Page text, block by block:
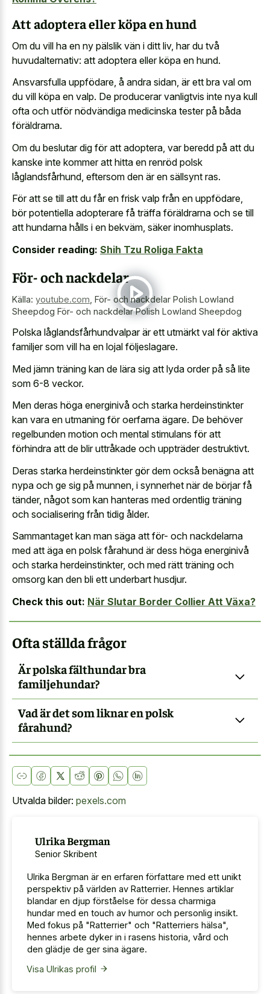
Att adoptera eller köpa en hund
Om du vill ha en ny pälslik vän i ditt liv, har du två
huvudalternativ: att adoptera eller köpa en hund.
Ansvarsfulla uppfödare, å andra sidan, är ett bra val om
du vill köpa en valp. De producerar vanligtvis inte nya kull
ofta och utför nödvändiga medicinska tester på båda
föräldrarna.
Om du beslutar dig för att adoptera, var beredd på att du
kanske inte kommer att hitta en renröd polsk
låglandsfårhund, eftersom den är en sällsynt ras.
För att se till att du får en frisk valp från en uppfödare,
bör potentiella adopterare få träffa föräldrarna och se till
att hundarna hålls i en bekväm, säker inomhusplats.
Consider reading: Shih Tzu Roliga Fakta
För- och nackdelar
Källa: youtube.com För- och nackdelar Polish Lowland
Sheepdog För- och nackdelar Polish Lowland Sheepdog
Polska låglandsfårhundvalpar är ett utmärkt val för aktiva
familjer som vill ha en lojal följeslagare.
Med jämn träning kan de lära sig att lyda order på så lite
som 6-8 veckor.
Men deras höga energinivå och starka herdeinstinkter
kan vara en utmaning för oerfarna ägare. De behöver
regelbunden motion och mental stimulans för att
förhindra att de blir uttråkade och uppträder destruktivt.
Deras starka herdeinstinkter gör dem också benägna att
nypa och ge sig på munnen, i synnerhet när de börjar få
tänder, något som kan hanteras med ordentlig träning
och socialisering från tidig ålder.
Sammantaget kan man säga att för- och nackdelarna
med att äga en polsk fårahund är dess höga energinivå
och starka herdeinstinkter, och med rätt träning och
omsorg kan den bli ett underbart husdjur.
Check this out: När Slutar Border Collier Att Växa?
Ofta ställda frågor
Är polska fälthundar bra
familjehundar?
Vad är det som liknar en polsk
fårahund?
Utvalda bilder: pexels.com
Ulrika Bergman
Senior Skribent
Ulrika Bergman är en erfaren författare med ett unikt
perspektiv på världen av Ratterrier. Hennes artiklar
blandar en djup förståelse för dessa charmiga
hundar med en touch av humor och personlig insikt.
Med fokus på "Ratterrier" och "Ratterriers hälsa",
hennes arbete dyker in i rasens historia, vård och
den glädje de ger sina ägare.
Visa Ulrikas profil